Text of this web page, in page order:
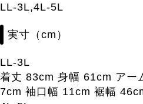
LL-3L,4L-5L
実寸（cm）
LL-3L
着丈 83cm 身幅 61cm アー
7cm 袖口幅 11cm 裾幅